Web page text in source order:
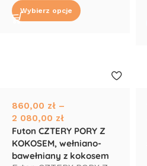
Wybierz opcje
860,00 zł –
2 080,00 zł
Futon CZTERY PORY Z
KOKOSEM, wełniano-
bawełniany z kokosem